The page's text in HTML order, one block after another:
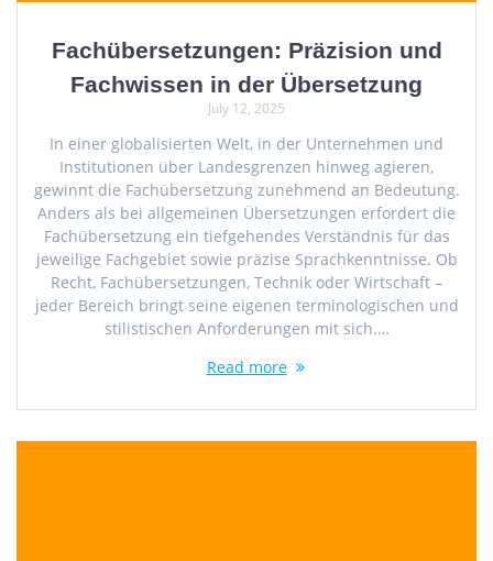
Fachübersetzungen: Präzision und
Fachwissen in der Übersetzung
July 12, 2025
In einer globalisierten Welt, in der Unternehmen und
Institutionen über Landesgrenzen hinweg agieren,
gewinnt die Fachübersetzung zunehmend an Bedeutung.
Anders als bei allgemeinen Übersetzungen erfordert die
Fachübersetzung ein tiefgehendes Verständnis für das
jeweilige Fachgebiet sowie präzise Sprachkenntnisse. Ob
Recht, Fachübersetzungen, Technik oder Wirtschaft –
jeder Bereich bringt seine eigenen terminologischen und
stilistischen Anforderungen mit sich.…
Read more